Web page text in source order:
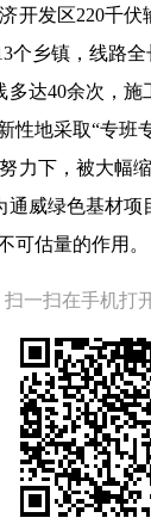
开发区220千
个乡镇，线路
达40余次，
性地采取“专班
下，被大幅
威绿色基材
可估量的作用。
扫一扫在手机打